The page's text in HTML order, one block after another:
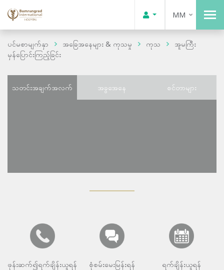
MM
ပင်မစာမျက်နှာ အခြေအနေများ & ကုသမှု ကုသ
အူမကြီး
မှန်ပြောင်းကြည့်ခြင်း
သတင်းအချက်အလက် အခွအေနေ စင်တာများ
ဖုန်းဆက်၍ရက်ချိန်းယူရန် စုံစမ်းမေးမြန်းရန် ရက်ချိန်းယူရန်